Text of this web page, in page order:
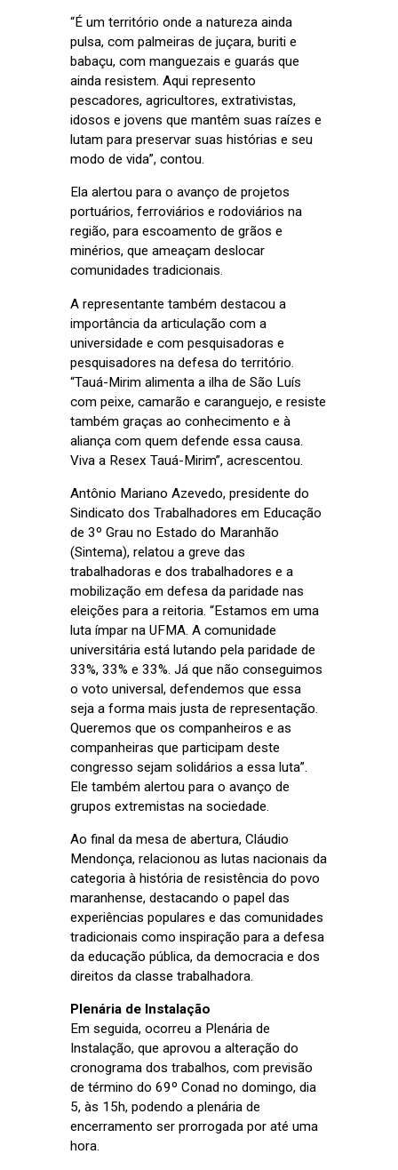
“É um território onde a natureza ainda
pulsa, com palmeiras de juçara, buriti e
babaçu, com manguezais e guarás que
ainda resistem. Aqui represento
pescadores, agricultores, extrativistas,
idosos e jovens que mantêm suas raízes e
lutam para preservar suas histórias e seu
modo de vida”, contou.
Ela alertou para o avanço de projetos
portuários, ferroviários e rodoviários na
região, para escoamento de grãos e
minérios, que ameaçam deslocar
comunidades tradicionais.
A representante também destacou a
importância da articulação com a
universidade e com pesquisadoras e
pesquisadores na defesa do território.
“Tauá-Mirim alimenta a ilha de São Luís
com peixe, camarão e caranguejo, e resiste
também graças ao conhecimento e à
aliança com quem defende essa causa.
Viva a Resex Tauá-Mirim”, acrescentou.
Antônio Mariano Azevedo, presidente do
Sindicato dos Trabalhadores em Educação
de 3º Grau no Estado do Maranhão
(Sintema), relatou a greve das
trabalhadoras e dos trabalhadores e a
mobilização em defesa da paridade nas
eleições para a reitoria. “Estamos em uma
luta ímpar na UFMA. A comunidade
universitária está lutando pela paridade de
33%, 33% e 33%. Já que não conseguimos
o voto universal, defendemos que essa
seja a forma mais justa de representação.
Queremos que os companheiros e as
companheiras que participam deste
congresso sejam solidários a essa luta”.
Ele também alertou para o avanço de
grupos extremistas na sociedade.
Ao final da mesa de abertura, Cláudio
Mendonça, relacionou as lutas nacionais da
categoria à história de resistência do povo
maranhense, destacando o papel das
experiências populares e das comunidades
tradicionais como inspiração para a defesa
da educação pública, da democracia e dos
direitos da classe trabalhadora.
Plenária de Instalação
Em seguida, ocorreu a Plenária de
Instalação, que aprovou a alteração do
cronograma dos trabalhos, com previsão
de término do 69º Conad no domingo, dia
5, às 15h, podendo a plenária de
encerramento ser prorrogada por até uma
hora.